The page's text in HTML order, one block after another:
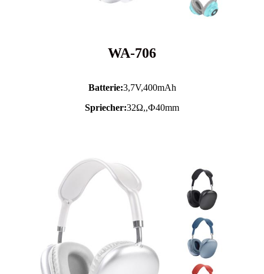
WA-706
Batterie:3,7V,400mAh
Spriecher:32Ω,,Ф40mm